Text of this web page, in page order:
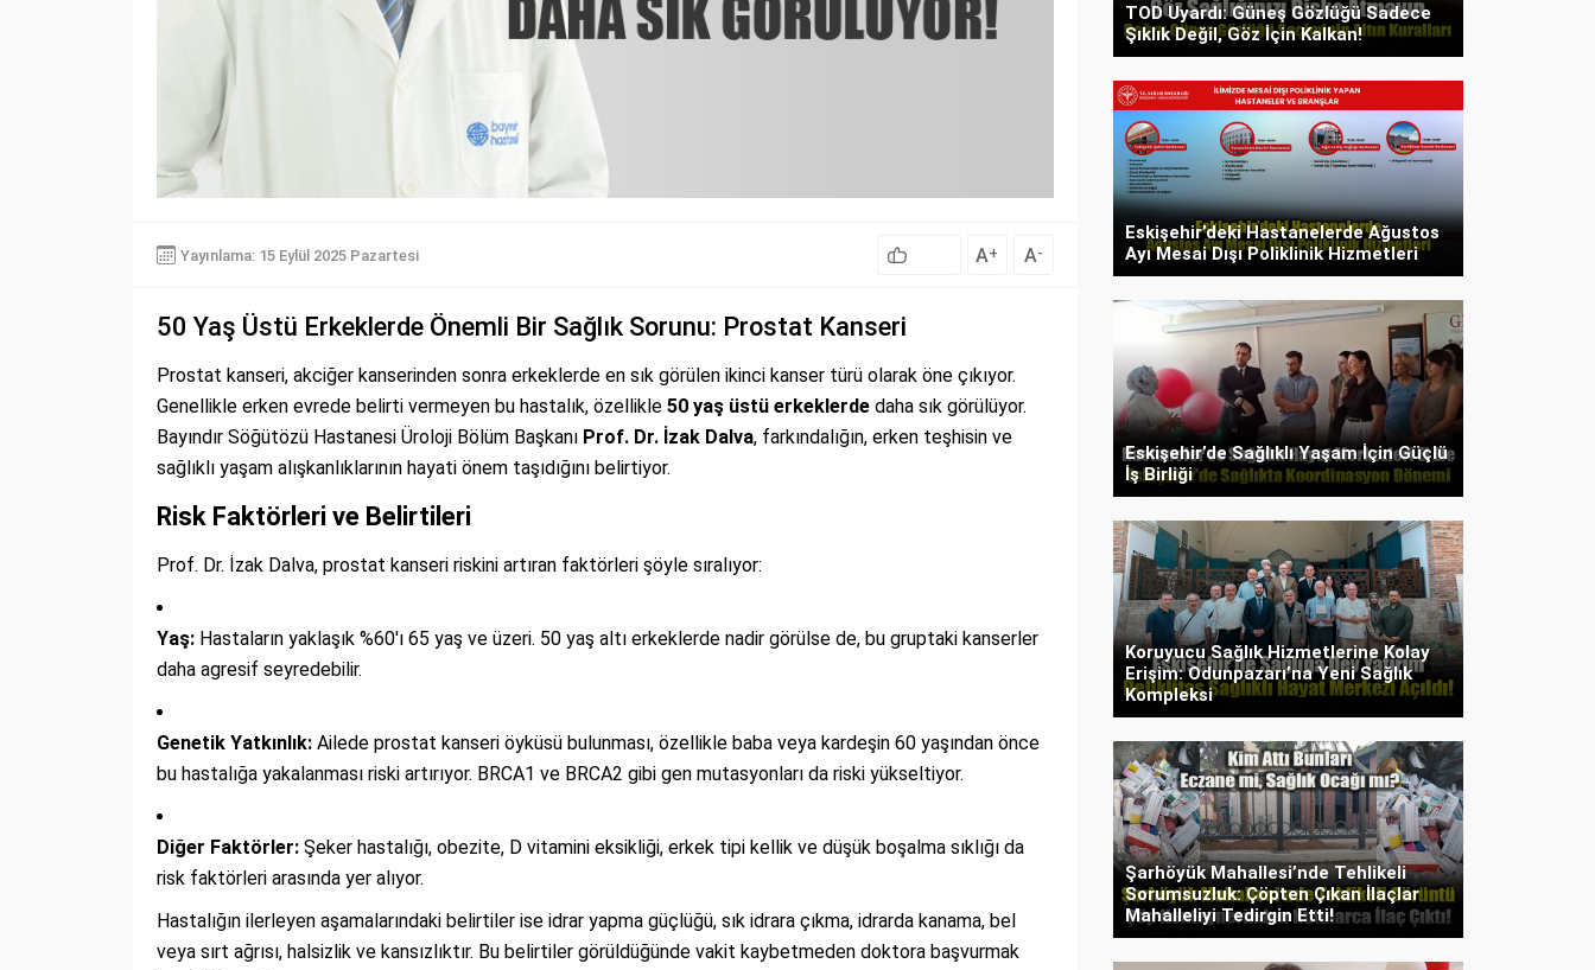
Yayınlama: 15 Eylül 2025 Pazartesi A+ A-
50 Yaş Üstü Erkeklerde Önemli Bir Sağlık Sorunu: Prostat Kanseri
Prostat kanseri, akciğer kanserinden sonra erkeklerde en sık görülen ikinci kanser türü olarak öne çıkıyor.
Genellikle erken evrede belirti vermeyen bu hastalık, özellikle 50 yaş üstü erkeklerde daha sık görülüyor.
Bayındır Söğütözü Hastanesi Üroloji Bölüm Başkanı Prof. Dr. İzak Dalva, farkındalığın, erken teşhisin ve
sağlıklı yaşam alışkanlıklarının hayati önem taşıdığını belirtiyor.
Risk Faktörleri ve Belirtileri
Prof. Dr. İzak Dalva, prostat kanseri riskini artıran faktörleri şöyle sıralıyor:
Yaş: Hastaların yaklaşık %60'ı 65 yaş ve üzeri. 50 yaş altı erkeklerde nadir görülse de, bu gruptaki kanserler
daha agresif seyredebilir.
Genetik Yatkınlık: Ailede prostat kanseri öyküsü bulunması, özellikle baba veya kardeşin 60 yaşından önce
bu hastalığa yakalanması riski artırıyor. BRCA1 ve BRCA2 gibi gen mutasyonları da riski yükseltiyor.
Diğer Faktörler: Şeker hastalığı, obezite, D vitamini eksikliği, erkek tipi kellik ve düşük boşalma sıklığı da
risk faktörleri arasında yer alıyor.
Hastalığın ilerleyen aşamalarındaki belirtiler ise idrar yapma güçlüğü, sık idrara çıkma, idrarda kanama, bel
veya sırt ağrısı, halsizlik ve kansızlıktır. Bu belirtiler görüldüğünde vakit kaybetmeden doktora başvurmak
TOD Uyardı: Güneş Gözlüğü Sadece
Şıklık Değil, Göz İçin Kalkan!
Eskişehir’deki Hastanelerde Ağustos
Ayı Mesai Dışı Poliklinik Hizmetleri
Eskişehir’de Sağlıklı Yaşam İçin Güçlü
İş Birliği
Koruyucu Sağlık Hizmetlerine Kolay
Erişim: Odunpazarı’na Yeni Sağlık
Kompleksi
Şarhöyük Mahallesi’nde Tehlikeli
Sorumsuzluk: Çöpten Çıkan İlaçlar
Mahalleliyi Tedirgin Etti!